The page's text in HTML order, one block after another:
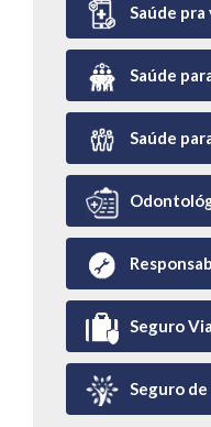
Saúde pra
Saúde
Saúde
Seguro
Seguro de